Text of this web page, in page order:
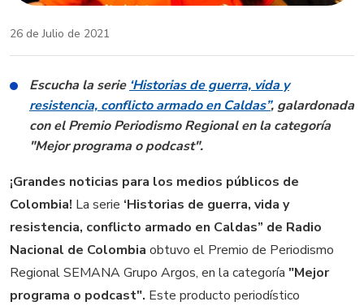
26 de Julio de 2021
Escucha la serie ‘Historias de guerra, vida y
resistencia, conflicto armado en Caldas”, galardonada
con el Premio Periodismo Regional en la categoría
"Mejor programa o podcast".
¡Grandes noticias para los medios públicos de
Colombia! La serie ‘Historias de guerra, vida y
resistencia, conflicto armado en Caldas” de Radio
Nacional de Colombia obtuvo el Premio de Periodismo
Regional SEMANA Grupo Argos, en la categoría "Mejor
programa o podcast". Este producto periodístico